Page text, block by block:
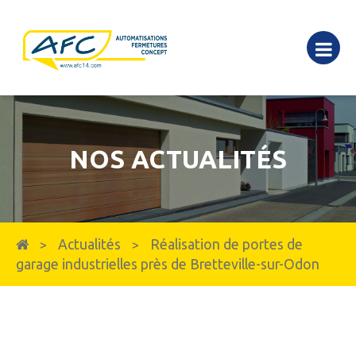
NOS ACTUALITÉS
> Actualités >
Réalisation de portes de
garage industrielles près de Bretteville-sur-Odon